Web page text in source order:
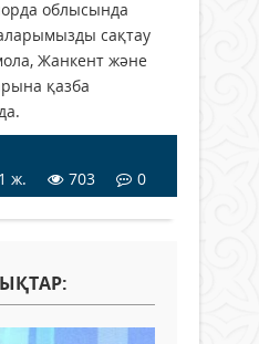
облысында
сақтау
Жанкент және
қазба
ж.
703 0